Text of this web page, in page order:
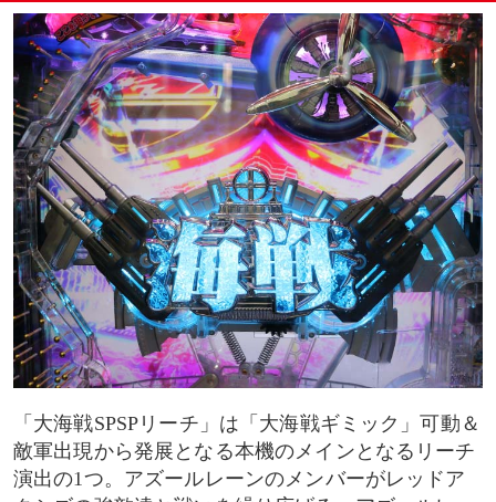
共通チャンスアップ一覧
タイトルの色
セリフテロップの色
ボタン出現
導光板フラッシュ
カットイン
戦闘機ギミック
シェイクビジョン
当落ボタン
「大海戦SPSPリーチ」は「大海戦ギミック」可動＆
敵軍出現から発展となる本機のメインとなるリーチ
演出の1つ。アズールレーンのメンバーがレッドア